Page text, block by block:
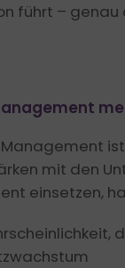
führt –
mit den
einsetzen,